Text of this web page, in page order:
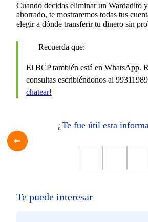
Cuando decidas eliminar un Wardadito
ahorrado, te mostraremos todas tus
elegir a dónde transferir tu dinero sin
Recuerda que:
El BCP también está en WhatsApp.
consultas escribiéndonos al
chatear!
¿Te fue útil esta
Te puede interesar